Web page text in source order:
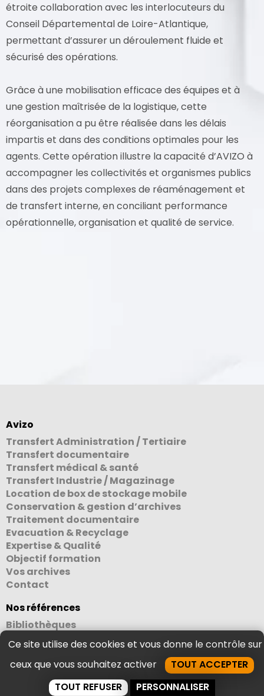
étroite collaboration avec les interlocuteurs du
Conseil Départemental de Loire-Atlantique,
permettant d’assurer un déroulement fluide et
sécurisé des opérations.
Grâce à une mobilisation efficace des équipes et à
une gestion maîtrisée de la logistique, cette
réorganisation a pu être réalisée dans les délais
impartis et dans des conditions optimales pour les
agents. Cette opération illustre la capacité d’AVIZO à
accompagner les collectivités et organismes publics
dans des projets complexes de réaménagement et
de transfert interne, en conciliant performance
opérationnelle, organisation et qualité de service.
Avizo
Transfert Administration / Tertiaire
Transfert documentaire
Transfert médical & santé
Transfert Industrie / Magazinage
Location de box de stockage mobile
Conservation & gestion d’archives
Traitement documentaire
Evacuation & Recyclage
Expertise & Qualité
Objectif formation
Vos archives
Contact
Nos références
Bibliothèques
Administrations & collectivités
Etablissements scolaires & grandes écoles
Hôpitaux & laboratoires
Entreprises
Centres d’archives
Ce site utilise des cookies et vous donne le contrôle sur
ceux que vous souhaitez activer
TOUT ACCEPTER
TOUT REFUSER
PERSONNALISER